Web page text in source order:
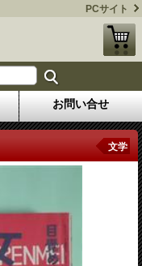
PCサイト
お問い合せ
文学